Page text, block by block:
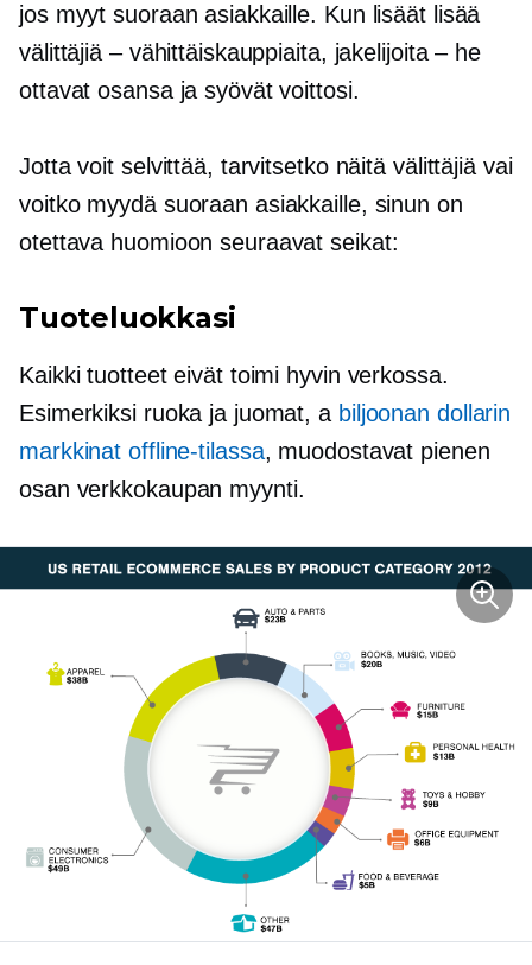
jos myyt suoraan asiakkaille. Kun lisäät lisää
välittäjiä – vähittäiskauppiaita, jakelijoita – he
ottavat osansa ja syövät voittosi.
Jotta voit selvittää, tarvitsetko näitä välittäjiä vai
voitko myydä suoraan asiakkaille, sinun on
otettava huomioon seuraavat seikat:
Tuoteluokkasi
Kaikki tuotteet eivät toimi hyvin verkossa.
Esimerkiksi ruoka ja juomat, a biljoonan dollarin
markkinat offline-tilassa, muodostavat pienen
osan verkkokaupan myynti.